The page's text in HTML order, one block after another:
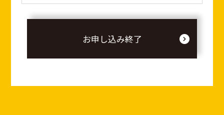
お申し込み終了